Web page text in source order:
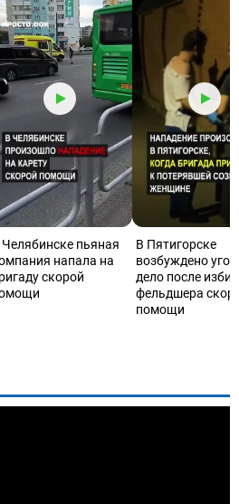
Челябинске пьяная
напала на
скорой
В Пятигорске
возбуждено
дело после
фельдшера
помощи